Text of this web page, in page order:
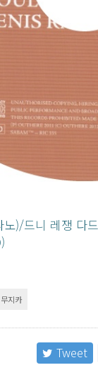
)/드니 레쟁 다
지카
Tweet